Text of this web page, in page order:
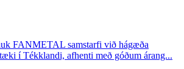
FANMETAL samstarfi við hágæða
í Tékklandi, afhenti með góðum árang...